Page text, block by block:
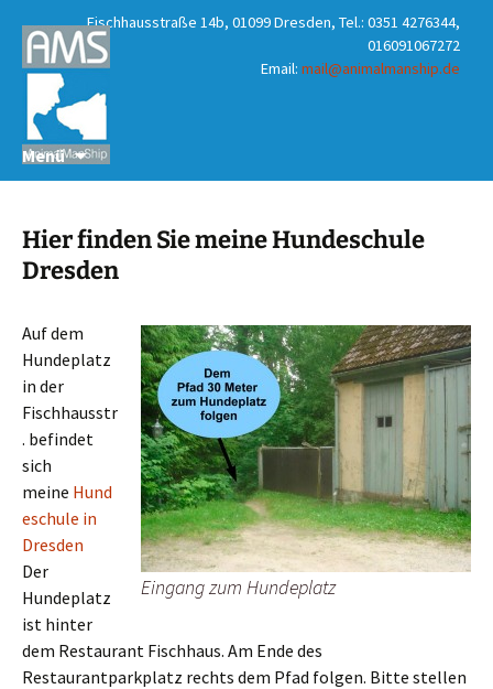
Fischhausstraße 14b, 01099 Dresden, Tel.: 0351 4276344,
016091067272
Email: mail@animalmanship.de
Menü
Zum
Inhalt
Hier finden Sie meine Hundeschule
Dresden
Eingang zum Hundeplatz
Auf dem
Hundeplatz
in der
Fischhausstr
. befindet
sich
meine Hund
eschule in
Dresden
Der
Hundeplatz
ist hinter
dem Restaurant Fischhaus. Am Ende des
Restaurantparkplatz rechts dem Pfad folgen. Bitte stellen